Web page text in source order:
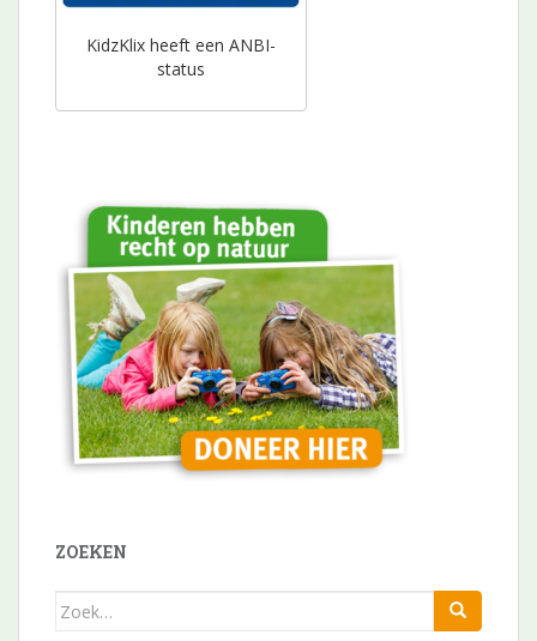
KidzKlix heeft een ANBI-
status
ZOEKEN
Zoek